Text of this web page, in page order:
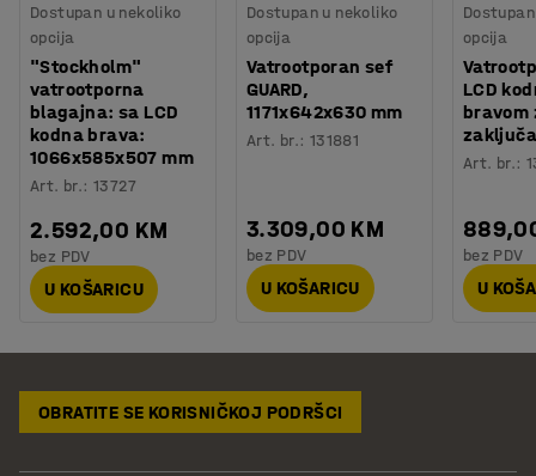
Dostupan u nekoliko
opcija
"Stockholm"
vatrootporna
blagajna: sa LCD
kodna brava:
1066x585x507 mm
Art. br.:13727
2.592,00 KM
bez PDV
U KOŠARICU
Dostupan u nekoliko
opcija
Vatrootporan sef
GUARD,
1171x642x630 mm
Art. br.: 131881
3.309,00 KM
bez PDV
U KOŠARICU
opcija
LCD
bravom
Art. br.:
bez PDV
U
OBRATITE SE KORISNIČKOJ PODRŠCI